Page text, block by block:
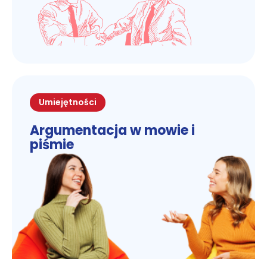
Umiejętności
Argumentacja w mowie i
piśmie